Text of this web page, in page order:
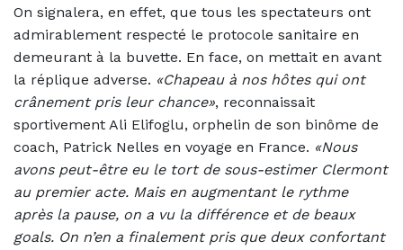
On signalera, en effet, que tous les spectateurs ont
admirablement respecté le protocole sanitaire en
demeurant à la buvette. En face, on mettait en avant
la réplique adverse. «Chapeau à nos hôtes qui ont
crânement pris leur chance», reconnaissait
sportivement Ali Elifoglu, orphelin de son binôme de
coach, Patrick Nelles en voyage en France. «Nous
avons peut-être eu le tort de sous-estimer Clermont
au premier acte. Mais en augmentant le rythme
après la pause, on a vu la différence et de beaux
goals. On n’en a finalement pris que deux confortant